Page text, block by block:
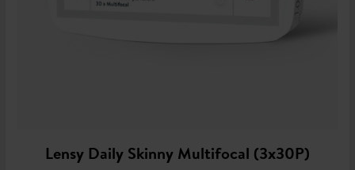
Lensy Daily Skinny Multifocal (3x30P)